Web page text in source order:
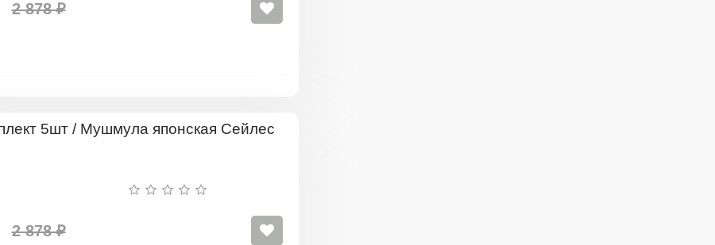
2 878 ₽
2 878 ₽